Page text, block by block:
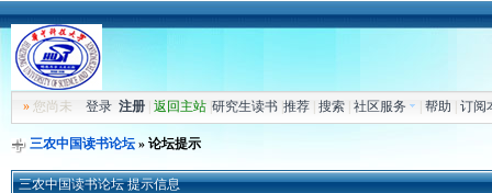
»您尚未 登录 注册| 返回主站| 研究生读书| 推荐| 搜索| 社区服务 帮助 订阅
三农中国读书论坛» 论坛提示
三农中国读书论坛 提示信息